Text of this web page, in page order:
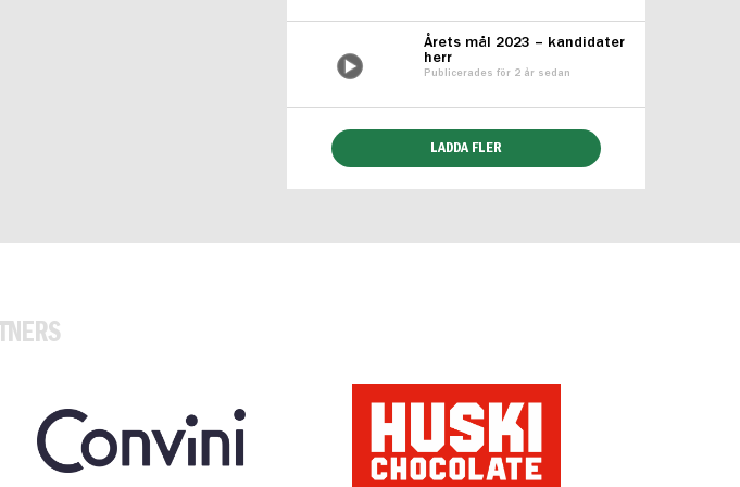
Årets mål 2023 – kandidater
herr
Publicerades för 2 år sedan
LADDA FLER